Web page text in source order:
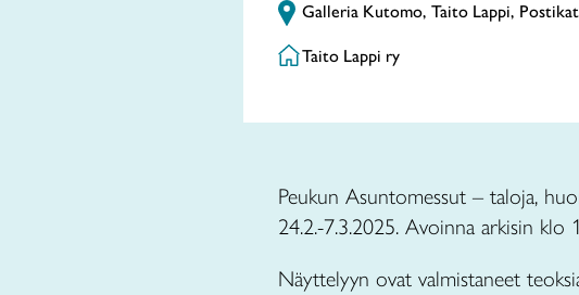
Galleria Kutomo, Taito Lappi,
Taito Lappi ry
Peukun Asuntomessut – taloja,
24.2.-7.3.2025. Avoinna arkisin klo
Näyttelyyn ovat valmistaneet